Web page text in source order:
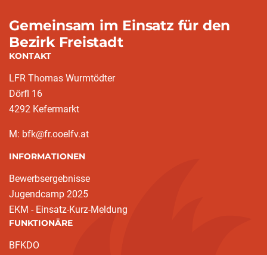
Gemeinsam im Einsatz für den
Bezirk Freistadt
KONTAKT
LFR Thomas Wurmtödter
Dörfl 16
4292 Kefermarkt
M: bfk@fr.ooelfv.at
INFORMATIONEN
Bewerbsergebnisse
Jugendcamp 2025
EKM - Einsatz-Kurz-Meldung
FUNKTIONÄRE
BFKDO